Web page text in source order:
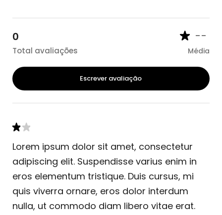
0
Total avaliações
--
Média
Escrever avaliação
Lorem ipsum dolor sit amet, consectetur
adipiscing elit. Suspendisse varius enim in
eros elementum tristique. Duis cursus, mi
quis viverra ornare, eros dolor interdum
nulla, ut commodo diam libero vitae erat.